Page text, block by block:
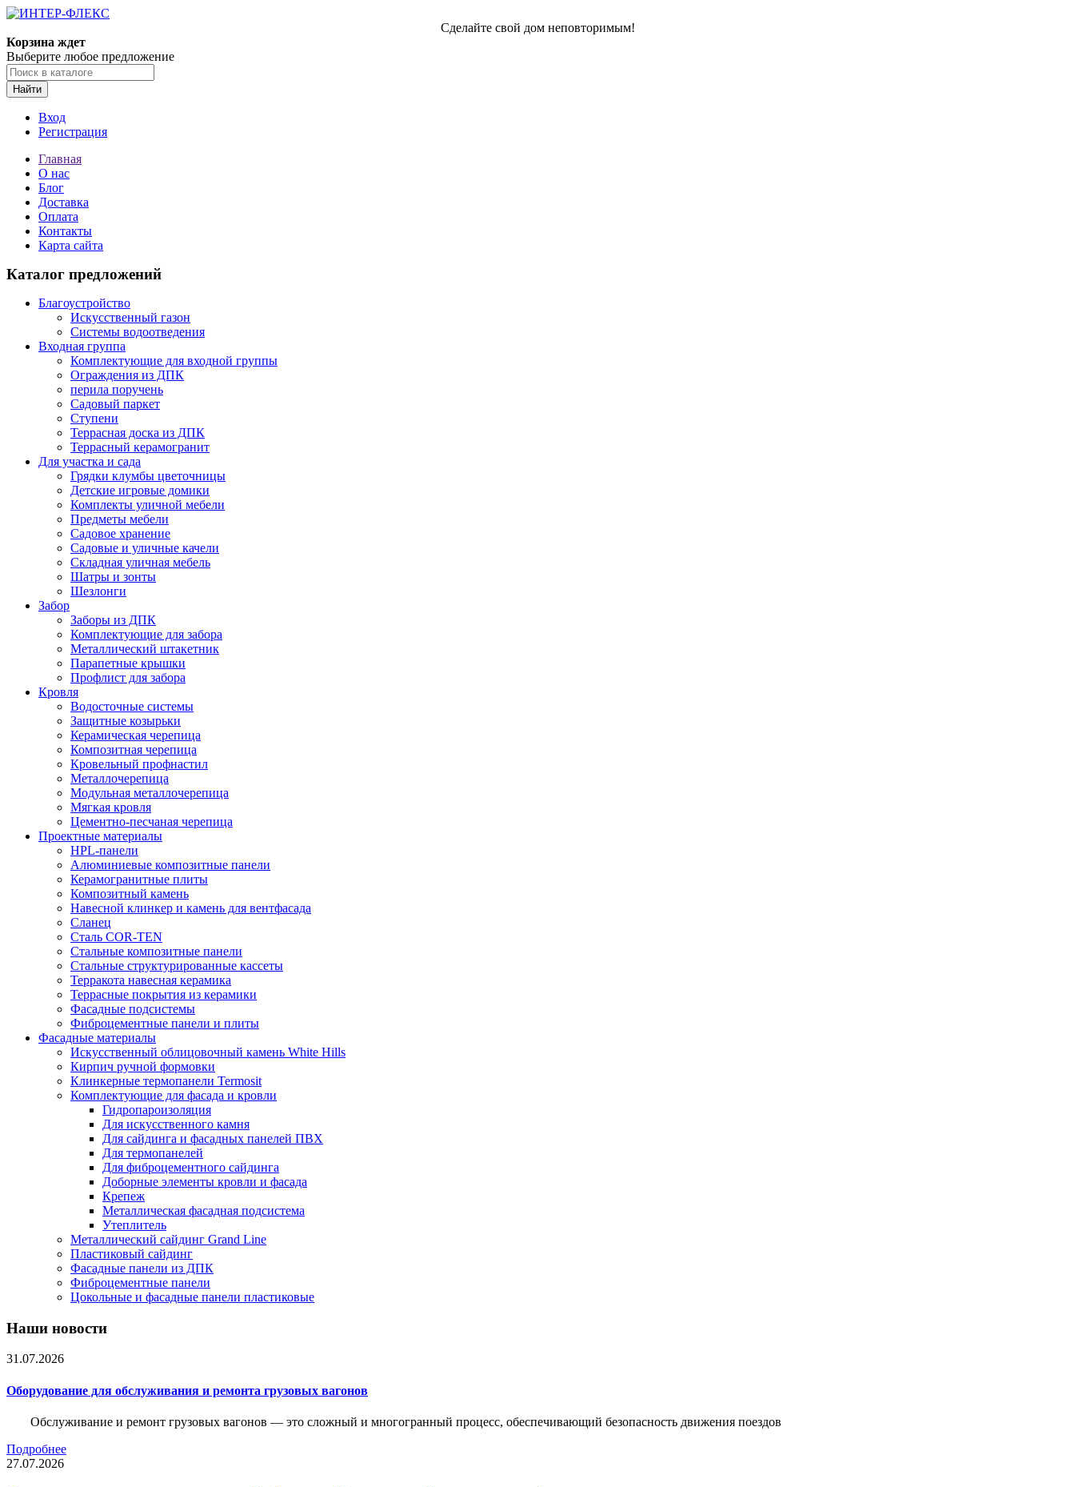
Сделайте свой дом неповторимым!
Корзина ждет
Выберите любое предложение
Найти
Вход
Регистрация
Главная
О нас
Блог
Доставка
Оплата
Контакты
Карта сайта
Каталог предложений
Благоустройство
Искусственный газон
Системы водоотведения
Входная группа
Комплектующие для входной группы
Ограждения из ДПК
перила поручень
Садовый паркет
Ступени
Террасная доска из ДПК
Террасный керамогранит
Для участка и сада
Грядки клумбы цветочницы
Детские игровые домики
Комплекты уличной мебели
Предметы мебели
Садовое хранение
Садовые и уличные качели
Складная уличная мебель
Шатры и зонты
Шезлонги
Забор
Заборы из ДПК
Комплектующие для забора
Металлический штакетник
Парапетные крышки
Профлист для забора
Кровля
Водосточные системы
Защитные козырьки
Керамическая черепица
Композитная черепица
Кровельный профнастил
Металлочерепица
Модульная металлочерепица
Мягкая кровля
Цементно-песчаная черепица
Проектные материалы
HPL-панели
Алюминиевые композитные панели
Керамогранитные плиты
Композитный камень
Навесной клинкер и камень для вентфасада
Сланец
Сталь COR-TEN
Стальные композитные панели
Стальные структурированные кассеты
Терракота навесная керамика
Террасные покрытия из керамики
Фасадные подсистемы
Фиброцементные панели и плиты
Фасадные материалы
Искусственный облицовочный камень White Hills
Кирпич ручной формовки
Клинкерные термопанели Termosit
Комплектующие для фасада и кровли
Гидропароизоляция
Для искусственного камня
Для сайдинга и фасадных панелей ПВХ
Для термопанелей
Для фиброцементного сайдинга
Доборные элементы кровли и фасада
Крепеж
Металлическая фасадная подсистема
Утеплитель
Металлический сайдинг Grand Line
Пластиковый сайдинг
Фасадные панели из ДПК
Фиброцементные панели
Цокольные и фасадные панели пластиковые
Наши новости
31.07.2026
Оборудование для обслуживания и ремонта грузовых вагонов
Обслуживание и ремонт грузовых вагонов — это сложный и многогранный процесс, обеспечивающий безопасность движения поездов
Подробнее
27.07.2026